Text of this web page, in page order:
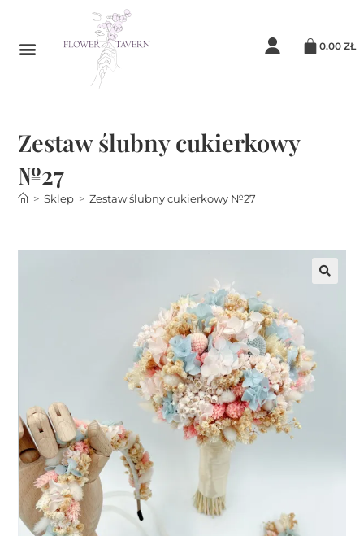
0.00 ZŁ
Zestaw ślubny cukierkowy
№27
> Sklep > Zestaw ślubny cukierkowy №27